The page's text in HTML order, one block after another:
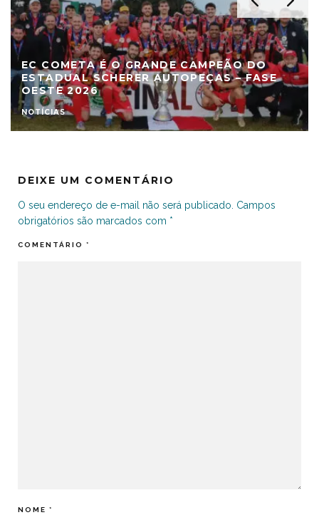
EC COMETA É O GRANDE CAMPEÃO DO
ESTADUAL SCHERER AUTOPEÇAS – FASE
OESTE 2026
NOTÍCIAS
DEIXE UM COMENTÁRIO
O seu endereço de e-mail não será publicado. Campos
obrigatórios são marcados com *
COMENTÁRIO *
NOME *